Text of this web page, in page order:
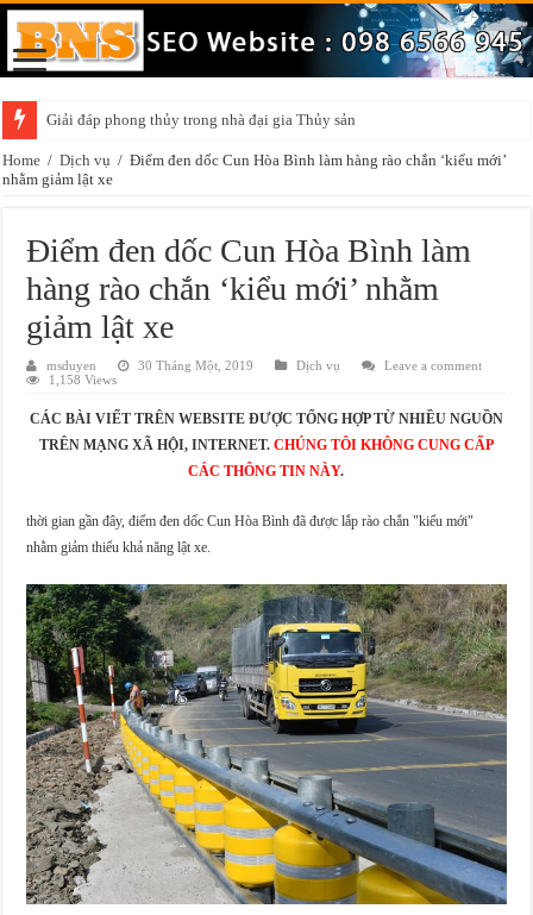
Giải đáp phong thủy trong nhà đại gia Thủy sản
Home / Dịch vụ / Điểm đen dốc Cun Hòa Bình làm hàng rào chắn ‘kiểu mới’
nhằm giảm lật xe
Điểm đen dốc Cun Hòa Bình làm
hàng rào chắn ‘kiểu mới’ nhằm
giảm lật xe
msduyen 30 Tháng Một, 2019 Dịch vụ
Leave a comment
1,158 Views
CÁC BÀI VIẾT TRÊN WEBSITE ĐƯỢC TỔNG HỢP TỪ NHIỀU NGUỒN
TRÊN MẠNG XÃ HỘI, INTERNET. CHÚNG TÔI KHÔNG CUNG CẤP
CÁC THÔNG TIN NÀY.
thời gian gần đây, điểm đen dốc Cun Hòa Bình đã được lắp rào chắn "kiểu mới"
nhằm giảm thiểu khả năng lật xe.